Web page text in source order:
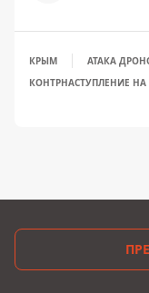
КРЫМ
АТАКА
КОНТРНАСТУПЛЕНИЕ